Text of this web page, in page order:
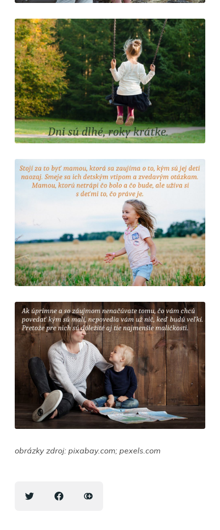
obrázky zdroj: pixabay.com; pexels.com